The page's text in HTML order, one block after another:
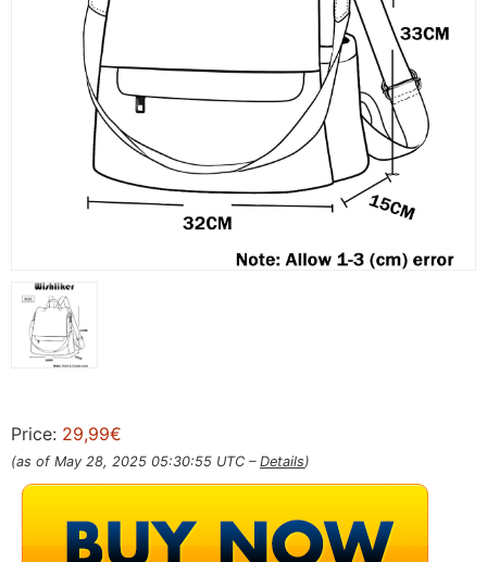
Price: 29,99€
(as of May 28, 2025 05:30:55 UTC – Details)